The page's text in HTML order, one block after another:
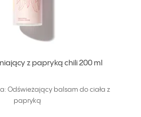
z papryką chili 200 ml
Odświeżający balsam do ciała z
papryką